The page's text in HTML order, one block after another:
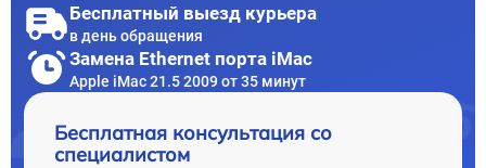
Бесплатный выезд курьера
в день обращения
Замена Ethernet порта iMac
Apple iMac 21.5 2009 от 35 минут
Бесплатная консультация со
специалистом